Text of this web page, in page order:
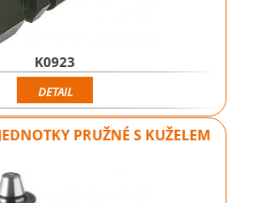
K0923
DETAIL
PRUŽNÉ S KUŽELEM